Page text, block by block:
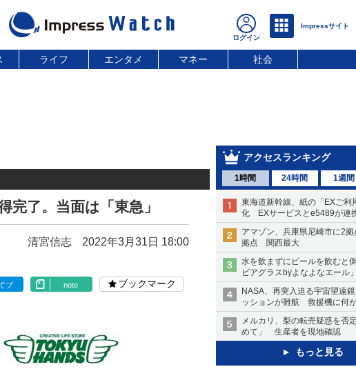
ライフ エンタメ マネー 社会
アクセスランキング
1時間 24時間 1週間
東海道新幹線、紙の「EXご利
化 EXサービスとe5489が連
アマゾン、兵庫県尼崎市に2
拠点 関西最大
水を飲まずにビールを飲むと
ビアグラスbyよなよなエール」
NASA、再突入迫る宇宙望遠
ッションが難航 救援機に何
メルカリ、梨の転売疑惑を否
めて」 生産者を現地確認
もっと見る
完了。当面は「東急」
清宮信志 2022年3月31日 18:00
ブ note ブックマーク